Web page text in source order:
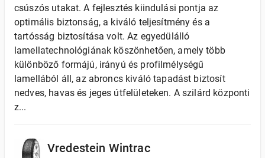
csúszós utakat. A fejlesztés kiindulási pontja az
optimális biztonság, a kiváló teljesítmény és a
tartósság biztosítása volt. Az egyedülálló
lamellatechnológiának köszönhetően, amely több
különböző formájú, irányú és profilmélységű
lamellából áll, az abroncs kiváló tapadást biztosít
nedves, havas és jeges útfelületeken. A szilárd központi
z...
Vredestein Wintrac